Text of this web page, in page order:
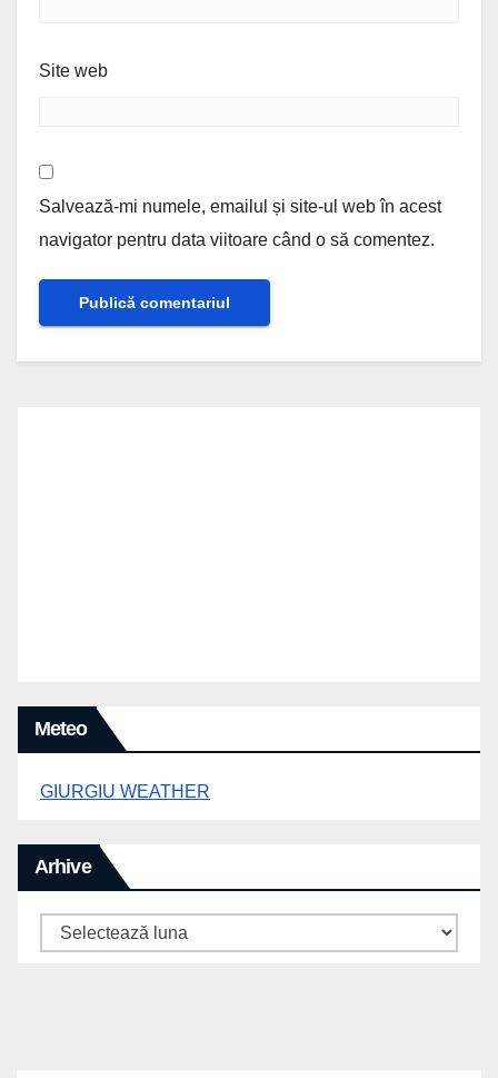
Site web
Salvează-mi numele, emailul și site-ul web în acest
navigator pentru data viitoare când o să comentez.
Meteo
GIURGIU WEATHER
Arhive
Arhive